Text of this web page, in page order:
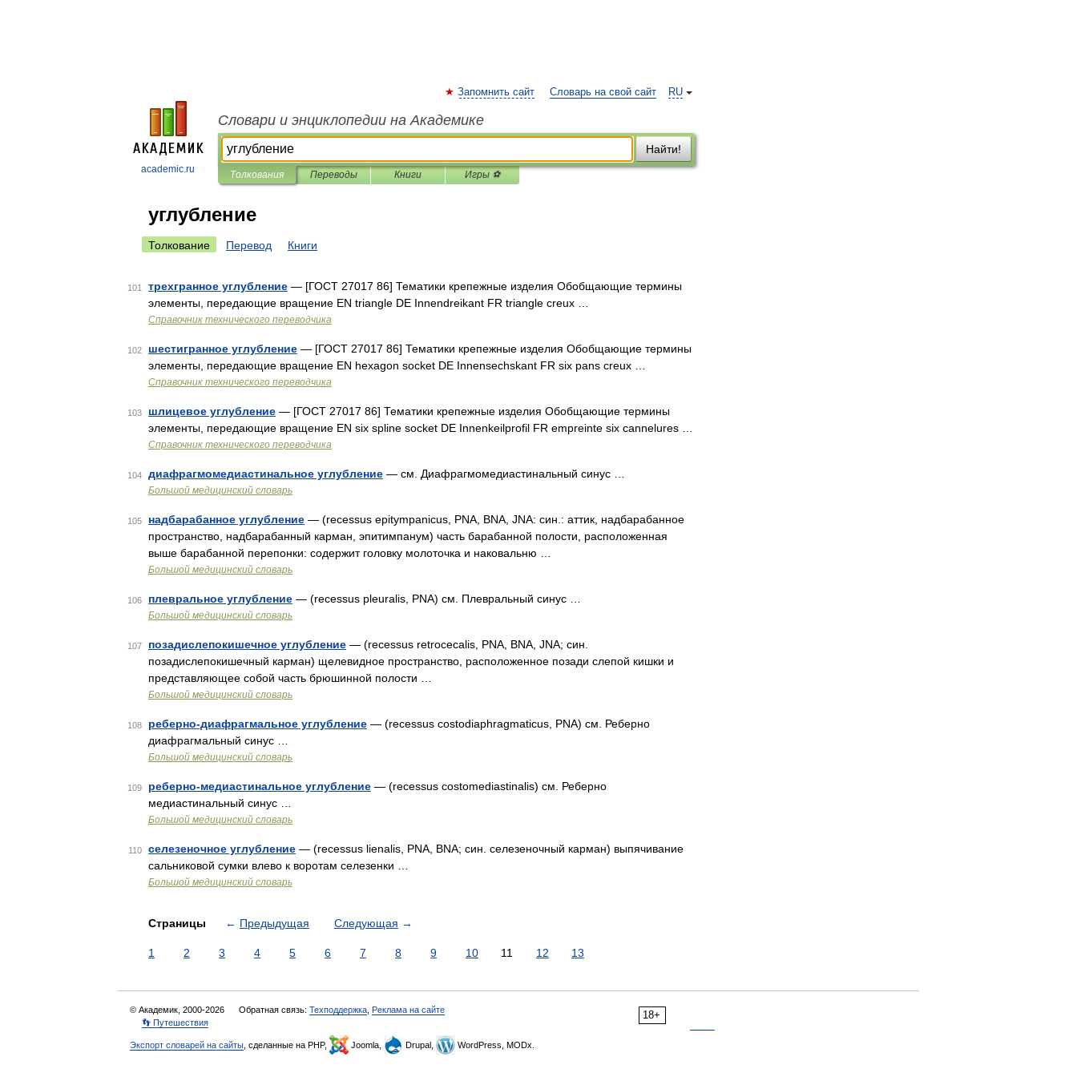
academic.ru
RU
Запомнить сайт Словарь на свой сайт
Словари и энциклопедии на Академике
Найти!
Толкования Переводы Книги Игры ⚽
углубление
Толкование Перевод Книги
101 трехгранное углубление — [ГОСТ 27017 86] Тематики крепежные изделия Обобщающие термины
элементы, передающие вращение EN triangle DE Innendreikant FR triangle creux …
Справочник технического переводчика
102 шестигранное углубление — [ГОСТ 27017 86] Тематики крепежные изделия Обобщающие термины
элементы, передающие вращение EN hexagon socket DE Innensechskant FR six pans creux …
Справочник технического переводчика
103 шлицевое углубление — [ГОСТ 27017 86] Тематики крепежные изделия Обобщающие термины
элементы, передающие вращение EN six spline socket DE Innenkeilprofil FR empreinte six cannelures …
Справочник технического переводчика
104 диафрагмомедиастинальное углубление — см. Диафрагмомедиастинальный синус …
Большой медицинский словарь
105 надбарабанное углубление — (recessus epitympanicus, PNA, BNA, JNA: син.: аттик, надбарабанное
пространство, надбарабанный карман, эпитимпанум) часть барабанной полости, расположенная
выше барабанной перепонки: содержит головку молоточка и наковальню …
Большой медицинский словарь
106 плевральное углубление — (recessus pleuralis, PNA) см. Плевральный синус …
Большой медицинский словарь
107 позадислепокишечное углубление — (recessus retrocecalis, PNA, BNA, JNA; син.
позадислепокишечный карман) щелевидное пространство, расположенное позади слепой кишки и
представляющее собой часть брюшинной полости …
Большой медицинский словарь
108 реберно-диафрагмальное углубление — (recessus costodiaphragmaticus, PNA) см. Реберно
диафрагмальный синус …
Большой медицинский словарь
109 реберно-медиастинальное углубление — (recessus costomediastinalis) см. Реберно
медиастинальный синус …
Большой медицинский словарь
110 селезеночное углубление — (recessus lienalis, PNA, BNA; син. селезеночный карман) выпячивание
сальниковой сумки влево к воротам селезенки …
Большой медицинский словарь
Страницы ← Предыдущая Следующая →
1 2 3 4 5 6 7 8 9 10 11 12 13
18+
© Академик, 2000-2026 Обратная связь: Техподдержка Реклама на сайте
👣 Путешествия
Экспорт словарей на сайты , сделанные на PHP, Joomla, Drupal, WordPress, MODx.